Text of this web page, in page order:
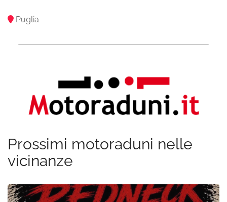
Puglia
Prossimi motoraduni nelle
vicinanze